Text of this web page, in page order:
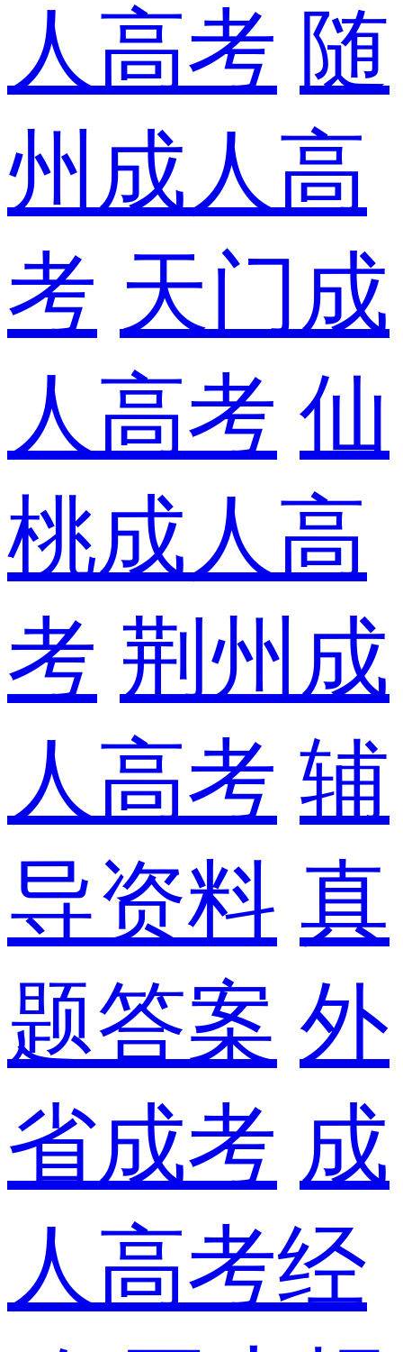
人高考 随
州成人高
考 天门成
人高考 仙
桃成人高
考 荆州成
人高考 辅
导资料 真
题答案 外
省成考 成
人高考经